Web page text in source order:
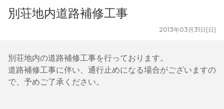
別荘地内道路補修工事
2013年03月31日(日)
別荘地内の道路補修工事を行っております。
道路補修工事に伴い、通行止めになる場合がございますの
で、予めご了承ください。